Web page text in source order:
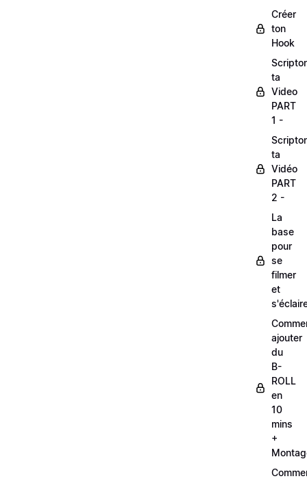
Créer
ton
Hook
ta
Video
PART
1 -
ta
Vidéo
PART
2 -
La
base
pour
se
filmer
et
ajouter
du
B-
ROLL
en
10
mins
+